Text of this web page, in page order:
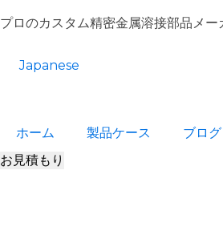
プロのカスタム精密金属溶接部品メー
Japanese
ホーム 製品ケース ブログ
お見積もり